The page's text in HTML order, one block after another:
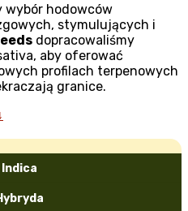
wybór hodowców
stymulujących i
dopracowaliśmy
aby oferować
profilach terpenowych
granice.
Indica